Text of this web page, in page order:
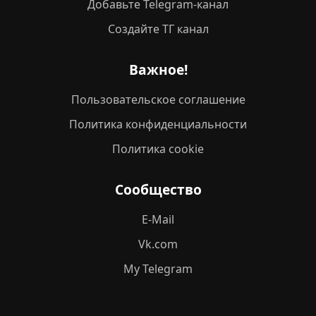
Добавьте Telegram-канал
Создайте ТГ канал
Важное!
Пользовательское соглашение
Политика конфиденциальности
Политика cookie
Сообщество
E-Mail
Vk.com
My Telegram